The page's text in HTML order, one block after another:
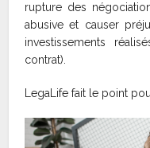
rupture des
abusive et causer
investissements
contrat).
LegaLife fait le point